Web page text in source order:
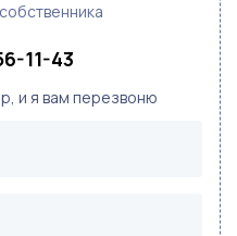
11-43
и я вам перезвоню